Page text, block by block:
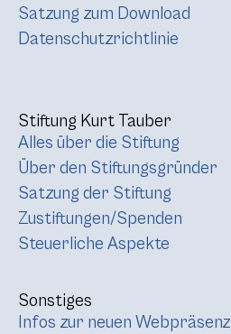
Satzung zum Download
Datenschutzrichtlinie
Stiftung Kurt Tauber
Alles über die Stiftung
Über den Stiftungsgründer
Satzung der Stiftung
Zustiftungen/Spenden
Steuerliche Aspekte
Sonstiges
Infos zur neuen Webpräsenz